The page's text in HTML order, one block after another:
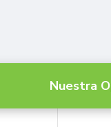
Nuestra